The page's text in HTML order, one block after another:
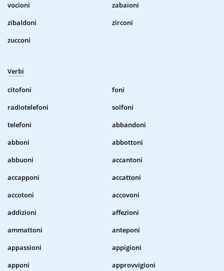
vocioni
zabaioni
zibaldoni
zirconi
zucconi
Verbi
citofoni
foni
radiotelefoni
solfoni
telefoni
abbandoni
abboni
abbottoni
abbuoni
accantoni
accapponi
accattoni
accotoni
accovoni
addizioni
affezioni
ammattoni
anteponi
appassioni
appigioni
apponi
approvvigioni